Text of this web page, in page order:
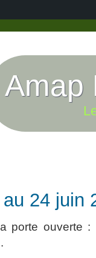
Amap
24 juin
porte ouverte